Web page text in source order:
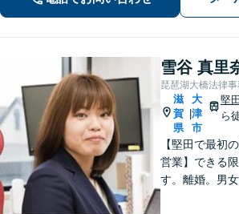
にお話をお聴
車場あり】【
雪谷 真里
琵琶湖大橋法律
滋
賀
県
大
津
市
堅
ら
【堅田で最初
営業】できる
す。離婚。男